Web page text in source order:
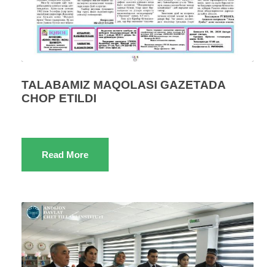
TALABAMIZ MAQOLASI GAZETADA
CHOP ETILDI
Read More